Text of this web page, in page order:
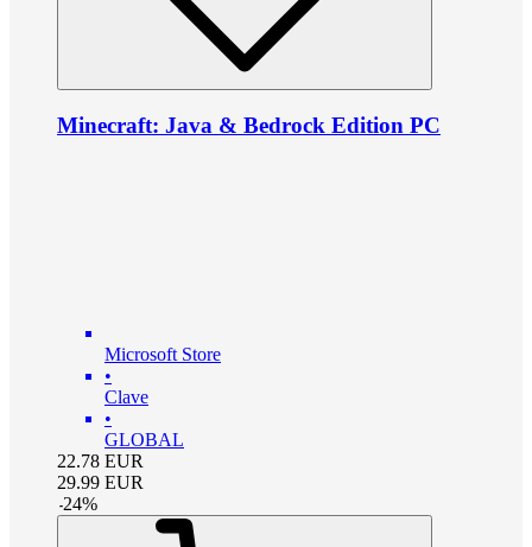
Minecraft: Java & Bedrock Edition PC
Microsoft Store
•
Clave
•
GLOBAL
22.78 EUR
29.99 EUR
-24%